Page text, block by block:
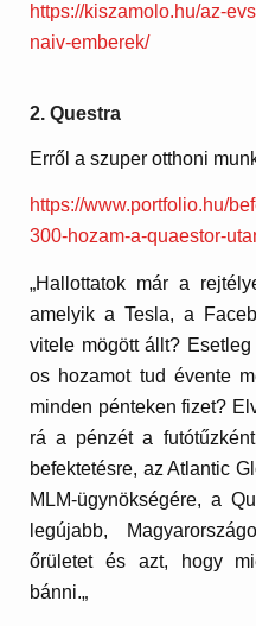
https://kiszamolo.hu/az-
naiv-emberek/
2. Questra
Erről a szuper otthoni
https://www.portfolio.hu/
300-hozam-a-quaestor-
„Hallottatok már a
amelyik a Tesla, a
vitele mögött állt?
os hozamot tud évente
minden pénteken fizet?
rá a pénzét a
befektetésre, az Atlantic
MLM-ügynökségére, a
legújabb,
őrületet és azt, hogy
bánni.„